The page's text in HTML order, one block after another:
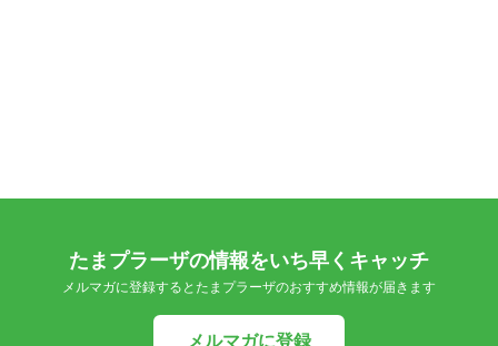
たまプラーザの情報をいち早くキャッチ
メルマガに登録するとたまプラーザのおすすめ情報が届きます
メルマガに登録